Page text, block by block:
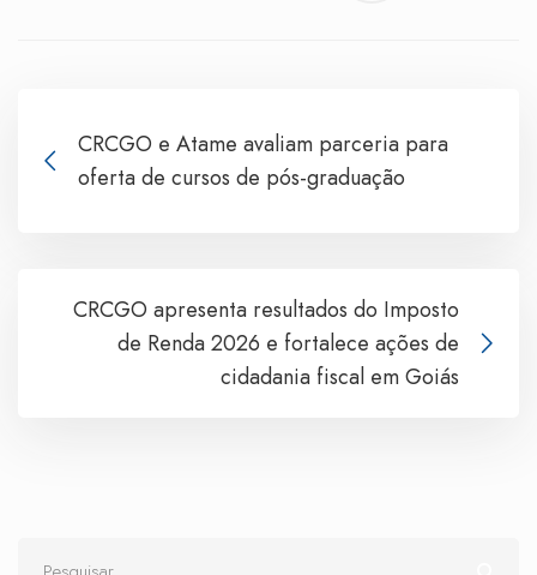
CRCGO e Atame avaliam parceria para
oferta de cursos de pós-graduação
CRCGO apresenta resultados do Imposto
de Renda 2026 e fortalece ações de
cidadania fiscal em Goiás